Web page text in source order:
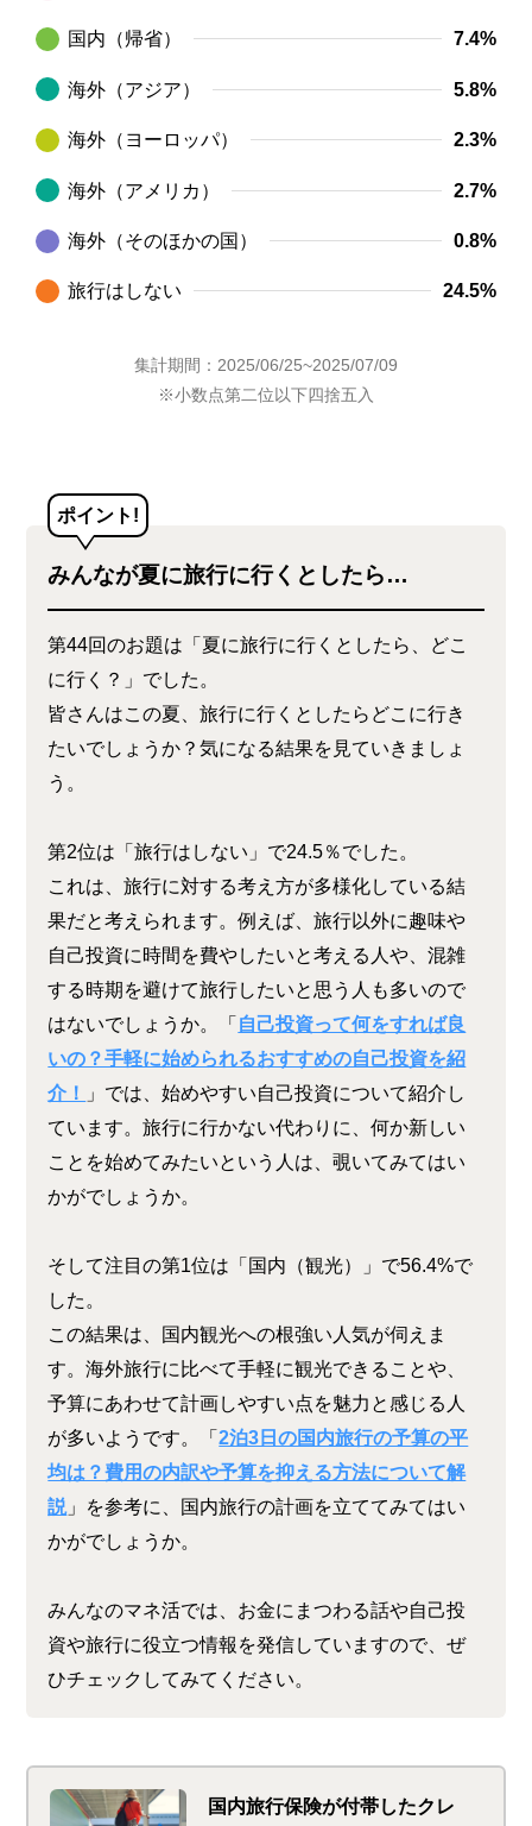
国内（帰省） 7.4%
海外（アジア） 5.8%
海外（ヨーロッパ） 2.3%
海外（アメリカ） 2.7%
海外（そのほかの国） 0.8%
旅行はしない 24.5%
集計期間：2025/06/25~2025/07/09
※小数点第二位以下四捨五入
ポイント!
みんなが夏に旅行に行くとしたら…
第44回のお題は「夏に旅行に行くとしたら、どこ
に行く？」でした。
皆さんはこの夏、旅行に行くとしたらどこに行き
たいでしょうか？気になる結果を見ていきましょ
う。
第2位は「旅行はしない」で24.5％でした。
これは、旅行に対する考え方が多様化している結
果だと考えられます。例えば、旅行以外に趣味や
自己投資に時間を費やしたいと考える人や、混雑
する時期を避けて旅行したいと思う人も多いので
はないでしょうか。「 自己投資って何をすれば良
いの？手軽に始められるおすすめの自己投資を紹
介！
」では、始めやすい自己投資について紹介し
ています。旅行に行かない代わりに、何か新しい
ことを始めてみたいという人は、覗いてみてはい
かがでしょうか。
そして注目の第1位は「国内（観光）」で56.4%で
した。
この結果は、国内観光への根強い人気が伺えま
す。海外旅行に比べて手軽に観光できることや、
予算にあわせて計画しやすい点を魅力と感じる人
が多いようです。「2泊3日の国内旅行の予算の平
均は？費用の内訳や予算を抑える方法について解
説」を参考に、国内旅行の計画を立ててみてはい
かがでしょうか。
みんなのマネ活では、お金にまつわる話や自己投
資や旅行に役立つ情報を発信していますので、ぜ
ひチェックしてみてください。
国内旅行保険が付帯したクレ